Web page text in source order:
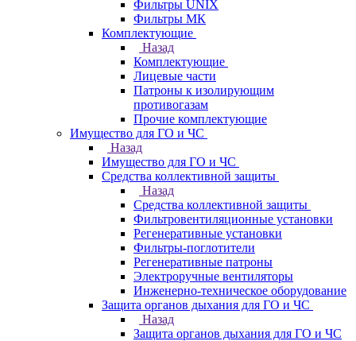
Фильтры UNIX
Фильтры МК
Комплектующие
Назад
Комплектующие
Лицевые части
Патроны к изолирующим
противогазам
Прочие комплектующие
Имущество для ГО и ЧС
Назад
Имущество для ГО и ЧС
Средства коллективной защиты
Назад
Средства коллективной защиты
Фильтровентиляционные установки
Регенеративные установки
Фильтры-поглотители
Регенеративные патроны
Электроручные вентиляторы
Инженерно-техническое оборудование
Защита органов дыхания для ГО и ЧС
Назад
Защита органов дыхания для ГО и ЧС